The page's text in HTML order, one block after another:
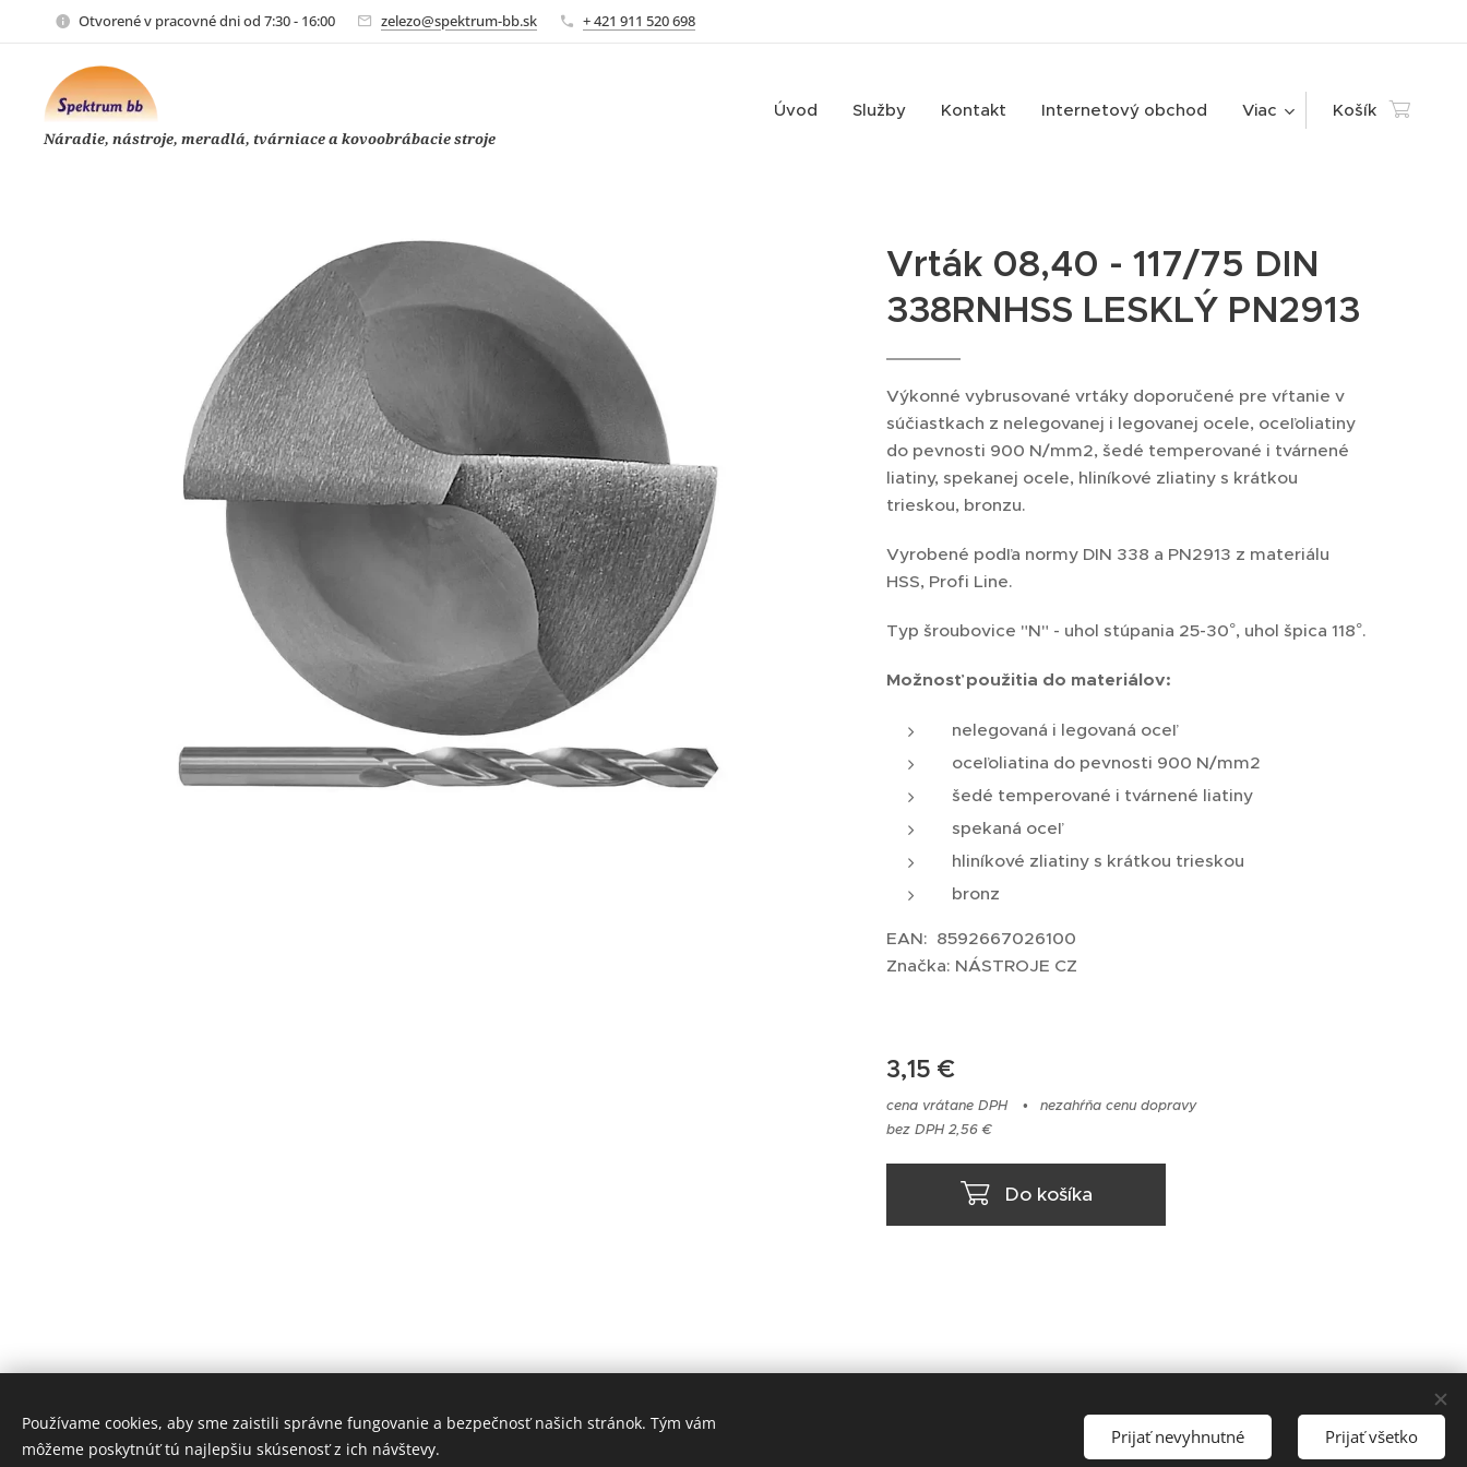
Otvorené v pracovné dni od 7:30 - 16:00 zelezo@spektrum-bb.sk + 421 911 520 698
Náradie, nástroje, meradlá, tvárniace a kovoobrábacie stroje
Úvod Služby Kontakt Internetový obchod Viac Košík
Vrták 08,40 - 117/75 DIN
338RNHSS LESKLÝ PN2913
Výkonné vybrusované vrtáky doporučené pre vŕtanie v
súčiastkach z nelegovanej i legovanej ocele, oceľoliatiny
do pevnosti 900 N/mm2, šedé temperované i tvárnené
liatiny, spekanej ocele, hliníkové zliatiny s krátkou
trieskou, bronzu.
Vyrobené podľa normy DIN 338 a PN2913 z materiálu
HSS, Profi Line.
Typ šroubovice "N" - uhol stúpania 25-30°, uhol špica 118°.
Možnosťpoužitia do materiálov:
nelegovaná i legovaná oceľ
oceľoliatina do pevnosti 900 N/mm2
šedé temperované i tvárnené liatiny
spekaná oceľ
hliníkové zliatiny s krátkou trieskou
bronz
EAN: 8592667026100
Značka: NÁSTROJE CZ
3,15 €
cena vrátane DPH
nezahŕňa cenu dopravy
bez DPH 2,56 €
Do košíka
© 2023 Všetky práva vyhradené
Používame cookies, aby sme zaistili správne fungovanie a bezpečnosť našich stránok. Tým vám
môžeme poskytnúť tú najlepšiu skúsenosť z ich návštevy.
Prijať nevyhnutné Prijať všetko